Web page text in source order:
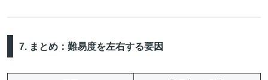
7. まとめ：難易度を左右する要因